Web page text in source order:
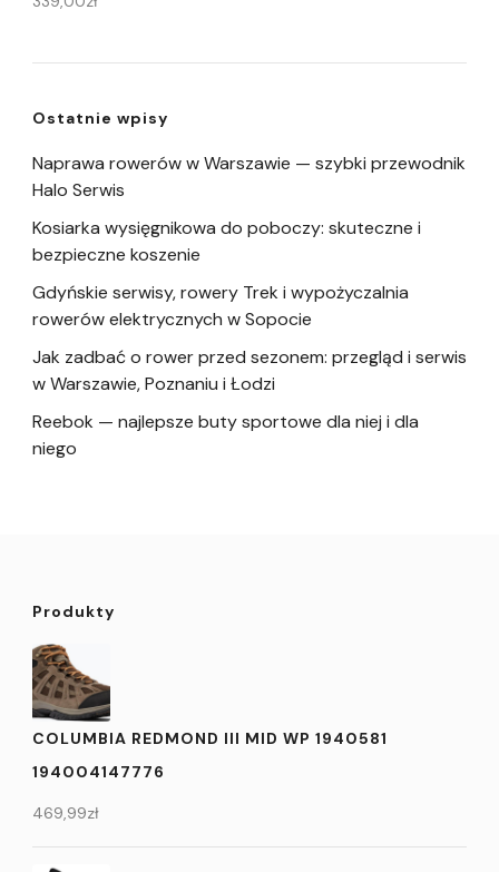
Ostatnie wpisy
Naprawa rowerów w Warszawie — szybki przewodnik
Halo Serwis
Kosiarka wysięgnikowa do poboczy: skuteczne i
bezpieczne koszenie
Gdyńskie serwisy, rowery Trek i wypożyczalnia
rowerów elektrycznych w Sopocie
Jak zadbać o rower przed sezonem: przegląd i serwis
w Warszawie, Poznaniu i Łodzi
Reebok — najlepsze buty sportowe dla niej i dla
niego
Produkty
COLUMBIA REDMOND III MID WP 1940581
194004147776
469,99zł